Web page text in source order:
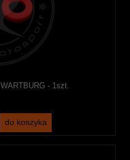
- 1szt.
do koszyka